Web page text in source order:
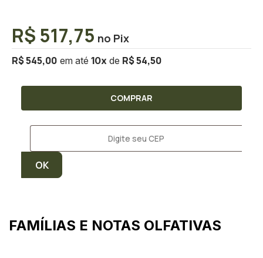
R$ 545,00 10x R$ 54,50
R$ 517,75
COMPRAR
FAMÍLIAS E NOTAS OLFATIVAS